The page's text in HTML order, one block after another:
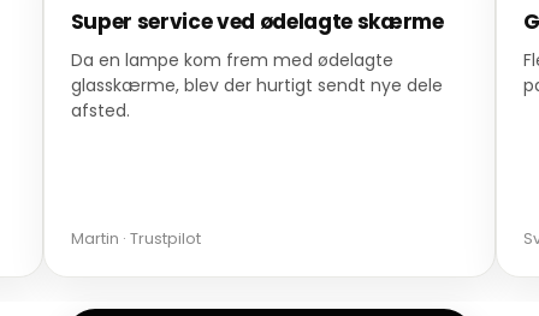
Super service ved ødelagte skærme
Da en lampe kom frem med ødelagte
glasskærme, blev der hurtigt sendt nye dele
afsted.
Martin · Trustpilot